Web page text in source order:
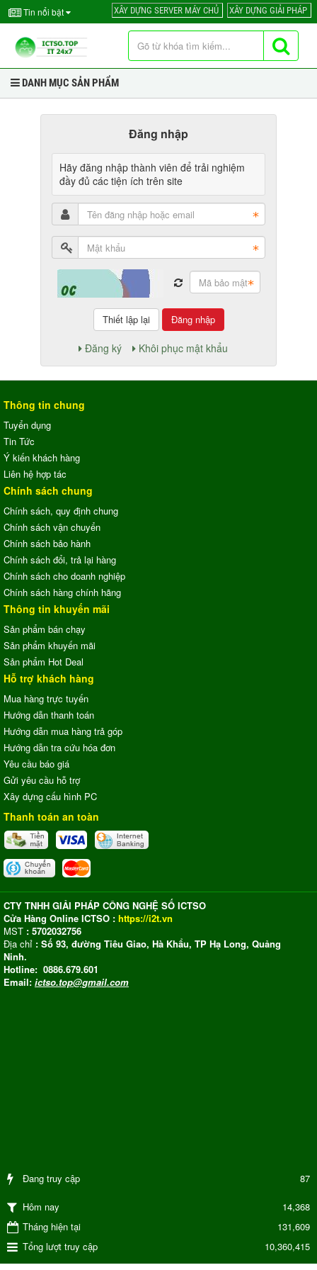
Tin nổi bật XÂY DỰNG SERVER MÁY CHỦ XÂY DỰNG GIẢI PHÁP
DANH MỤC SẢN PHẨM
Đăng nhập
Hãy đăng nhập thành viên để trải nghiệm
đầy đủ các tiện ích trên site
Đăng nhập
Đăng ký Khôi phục mật khẩu
Thông tin chung
Tuyển dụng
Tin Tức
Ý kiến khách hàng
Liên hệ hợp tác
Chính sách chung
Chính sách, quy định chung
Chính sách vận chuyển
Chính sách bảo hành
Chính sách đổi, trả lại hàng
Chính sách cho doanh nghiệp
Chính sách hàng chính hãng
Thông tin khuyến mãi
Sản phẩm bán chạy
Sản phẩm khuyến mãi
Sản phẩm Hot Deal
Hỗ trợ khách hàng
Mua hàng trực tuyến
Hướng dẫn thanh toán
Hướng dẫn mua hàng trả góp
Hướng dẫn tra cứu hóa đơn
Yêu cầu báo giá
Gửi yêu cầu hỗ trợ
Xây dựng cấu hình PC
Thanh toán an toàn
CTY TNHH GIẢI PHÁP CÔNG NGHỆ SỐ ICTSO
Cửa Hàng Online ICTSO : https://i2t.vn
MST : 5702032756
Địa chỉ : Số 93, đường Tiêu Giao, Hà Khẩu, TP Hạ Long, Quảng
Ninh.
Hotline: 0886.679.601
Email: ictso.top@gmail.com
Đang truy cập 87
Hôm nay
14,368
Tháng hiện tại
131,609
Tổng lượt truy cập
10,360,415